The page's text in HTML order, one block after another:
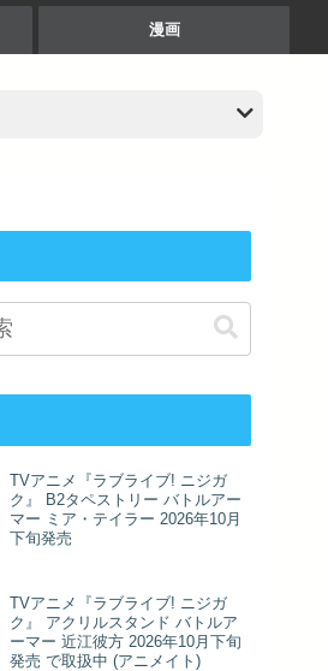
漫画
TVアニメ『ラブライブ! ニジガ
ク』 B2タペストリー バトルアー
マー ミア・テイラー 2026年10月
下旬発売
TVアニメ『ラブライブ! ニジガ
ク』 アクリルスタンド バトルア
ーマー 近江彼方 2026年10月下旬
発売 で取扱中 (アニメイト)